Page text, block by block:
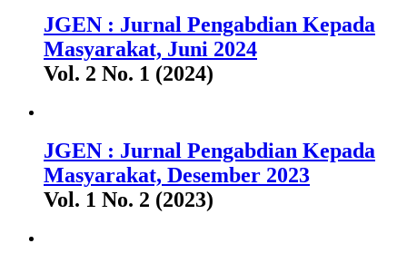
JGEN : Jurnal Pengabdian Kepada
Masyarakat, Juni 2024
Vol. 2 No. 1 (2024)
JGEN : Jurnal Pengabdian Kepada
Masyarakat, Desember 2023
Vol. 1 No. 2 (2023)